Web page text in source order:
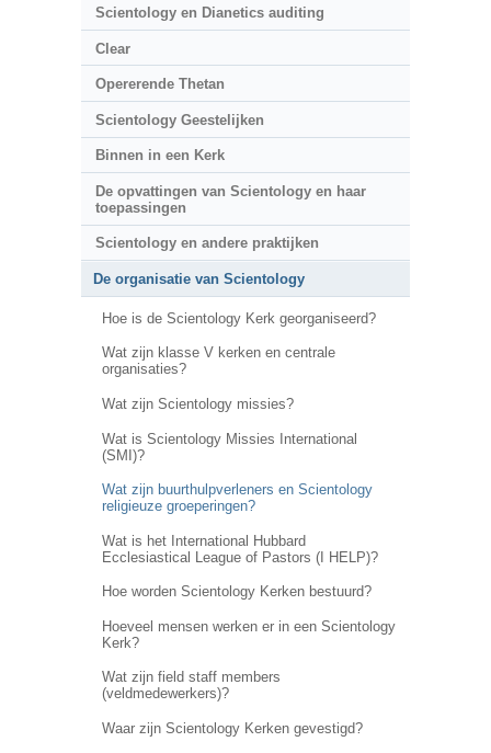
Scientology en Dianetics auditing
Clear
Opererende Thetan
Scientology Geestelijken
Binnen in een Kerk
De opvattingen van Scientology en haar
toepassingen
Scientology en andere praktijken
De organisatie van Scientology
Hoe is de Scientology Kerk georganiseerd?
Wat zijn klasse V kerken en centrale
organisaties?
Wat zijn Scientology missies?
Wat is Scientology Missies International
(SMI)?
Wat zijn buurthulpverleners en Scientology
religieuze groeperingen?
Wat is het International Hubbard
Ecclesiastical League of Pastors (I HELP)?
Hoe worden Scientology Kerken bestuurd?
Hoeveel mensen werken er in een Scientology
Kerk?
Wat zijn field staff members
(veldmedewerkers)?
Waar zijn Scientology Kerken gevestigd?